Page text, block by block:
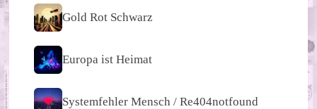
Gold Rot Schwarz
Europa ist Heimat
Systemfehler Mensch / Re404notfound